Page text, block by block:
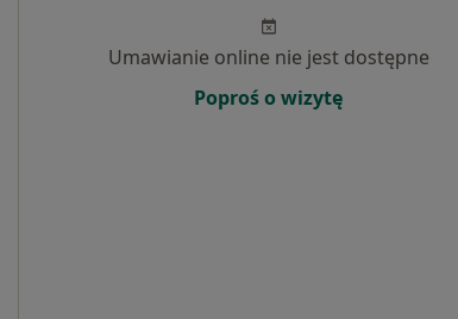
Umawianie online nie jest dostępne
Poproś o wizytę